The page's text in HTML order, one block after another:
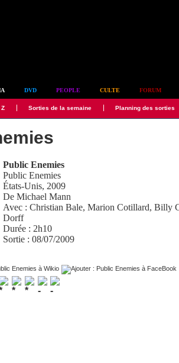
DVD PEOPLE CULTE FORUM
Z Sorties de la semaine Planning des sorties
Public Enemies
Public Enemies
États-Unis, 2009
DeMichael Mann
Avec :Christian Bale,Marion Cotillard,Billy
Dorff
Durée : 2h10
Sortie : 08/07/2009